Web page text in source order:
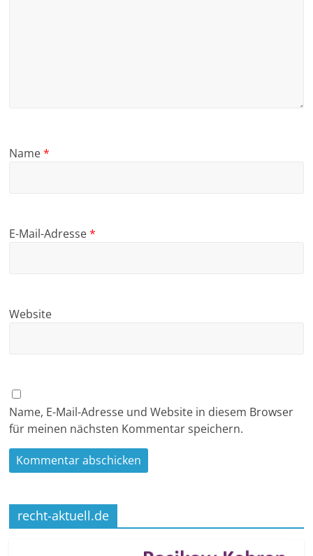
Name*
E-Mail-Adresse*
Website
Name, E-Mail-Adresse und Website in diesem Browser
für meinen nächsten Kommentar speichern.
recht-aktuell.de